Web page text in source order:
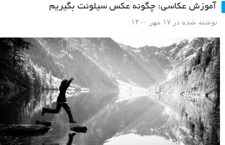
آموزش عکاسی: چگونه عکس سیلوئت بگیریم
نوشته شده در ۱۷ مهر ۱۴۰۰